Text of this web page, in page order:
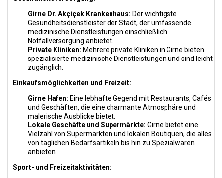
Girne Dr. Akçiçek Krankenhaus: Der wichtigste
Gesundheitsdienstleister der Stadt, der umfassende
medizinische Dienstleistungen einschließlich
Notfallversorgung anbietet.
Private Kliniken: Mehrere private Kliniken in Girne bieten
spezialisierte medizinische Dienstleistungen und sind leicht
zugänglich.
Einkaufsmöglichkeiten und Freizeit:
Girne Hafen: Eine lebhafte Gegend mit Restaurants, Cafés
und Geschäften, die eine charmante Atmosphäre und
malerische Ausblicke bietet.
Lokale Geschäfte und Supermärkte: Girne bietet eine
Vielzahl von Supermärkten und lokalen Boutiquen, die alles
von täglichen Bedarfsartikeln bis hin zu Spezialwaren
anbieten.
Sport- und Freizeitaktivitäten: